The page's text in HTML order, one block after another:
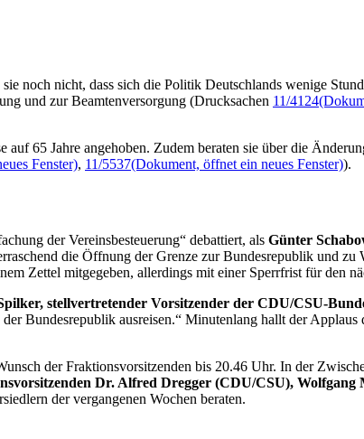
noch nicht, dass sich die Politik Deutschlands wenige
und zur Beamtenversorgung (Drucksachen 11/4124
65 Jahre angehoben. Zudem beraten sie über die
Fenster), 11/5537(Dokument, öffnet ein neues Fenster)).
der Vereinsbesteuerung“ debattiert, als Günter
die Öffnung der Grenze zur Bundesrepublik und
Zettel mitgegeben, allerdings mit einer Sperrfrist für den
stellvertretender Vorsitzender der CDU/CSU-
Bundesrepublik ausreisen.“ Minutenlang hallt der Applaus
der Fraktionsvorsitzenden bis 20.46 Uhr. In der
Dr. Alfred Dregger (CDU/CSU), Wolfgang
der vergangenen Wochen beraten.